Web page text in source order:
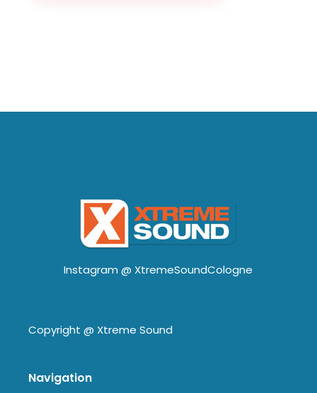
Instagram @ XtremeSoundCologne
Copyright @ Xtreme Sound
Navigation